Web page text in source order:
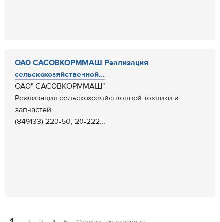
ОАО САСОВКОРММАШ Реализация
сельскохозяйственной...
ОАО" САСОВКОРММАШ"
Реализация сельскохозяйственной техники и
запчастей.
(849133) 220-50, 20-222...